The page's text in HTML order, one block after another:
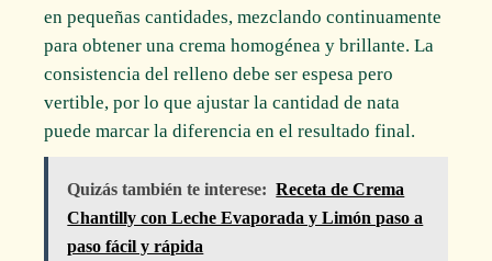
en pequeñas cantidades, mezclando continuamente
para obtener una crema homogénea y brillante. La
consistencia del relleno debe ser espesa pero
vertible, por lo que ajustar la cantidad de nata
puede marcar la diferencia en el resultado final.
Quizás también te interese: Receta de Crema
Chantilly con Leche Evaporada y Limón paso a
paso fácil y rápida